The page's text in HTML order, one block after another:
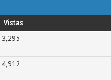
Vistas
3,295
4,912